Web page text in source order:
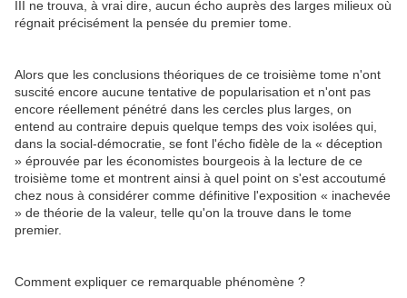
III ne trouva, à vrai dire, aucun écho auprès des larges milieux où
régnait précisément la pensée du premier tome.
Alors que les conclusions théoriques de ce troisième tome n'ont
suscité encore aucune tentative de popularisation et n'ont pas
encore réellement pénétré dans les cercles plus larges, on
entend au contraire depuis quelque temps des voix isolées qui,
dans la social-démocratie, se font l'écho fidèle de la « déception
» éprouvée par les économistes bourgeois à la lecture de ce
troisième tome et montrent ainsi à quel point on s'est accoutumé
chez nous à considérer comme définitive l'exposition « inachevée
» de théorie de la valeur, telle qu'on la trouve dans le tome
premier.
Comment expliquer ce remarquable phénomène ?